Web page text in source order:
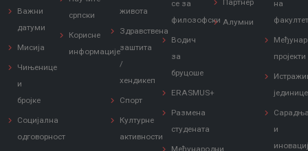
Важни
датуми
Мисија
Чињенице
и
бројке
Социјална
одговорност
српски
Корисне
информације
живота
Здравствена
заштита
/
хендикеп
Спорт
Културне
активности
се за
филозофски
Водич
за
бруцоше
ERASMUS+
Размена
студената
Међународни
Партнер
Алумни
на
пројекти
јединице
и